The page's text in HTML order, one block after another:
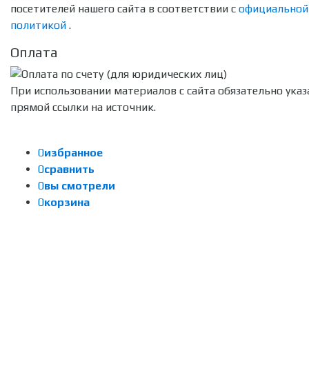
посетителей нашего сайта в соответствии с официальной
политикой .
Оплата
При использовании материалов с сайта обязательно
прямой ссылки на источник.
0избранное
0сравнить
0вы смотрели
0корзина